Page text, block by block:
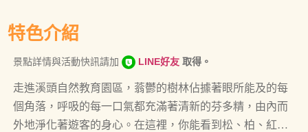
特色介紹
景點詳情與活動快訊請加 LINE好友 取得。
走進溪頭自然教育園區，蓊鬱的樹林佔據著眼所能及的每
個角落，呼吸的每一口氣都充滿著清新的芬多精，由內而
外地淨化著遊客的身心。在這裡，你能看到松、柏、紅